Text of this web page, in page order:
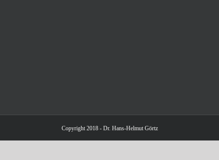
Copyright 2018 - Dr. Hans-Helmut Görtz